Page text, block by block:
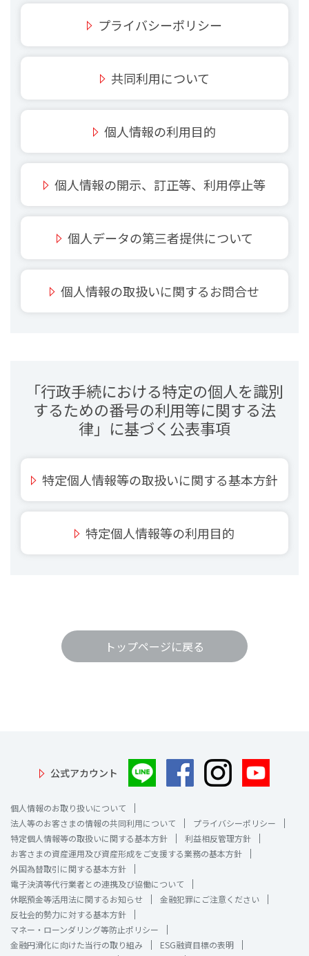
プライバシーポリシー
共同利用について
個人情報の利用目的
個人情報の開示、訂正等、利用停止等
個人データの第三者提供について
個人情報の取扱いに関するお問合せ
「行政手続における特定の個人を識別
するための番号の利用等に関する法
律」に基づく公表事項
特定個人情報等の取扱いに関する基本方針
特定個人情報等の利用目的
トップページに戻る
公式アカウント
個人情報のお取り扱いについて
法人等のお客さまの情報の共同利用について
プライバシーポリシー
特定個人情報等の取扱いに関する基本方針
利益相反管理方針
お客さまの資産運用及び資産形成をご支援する業務の基本方針
外国為替取引に関する基本方針
電子決済等代行業者との連携及び協働について
休眠預金等活用法に関するお知らせ
金融犯罪にご注意ください
反社会的勢力に対する基本方針
マネー・ローンダリング等防止ポリシー
金融円滑化に向けた当行の取り組み
ESG融資目標の表明